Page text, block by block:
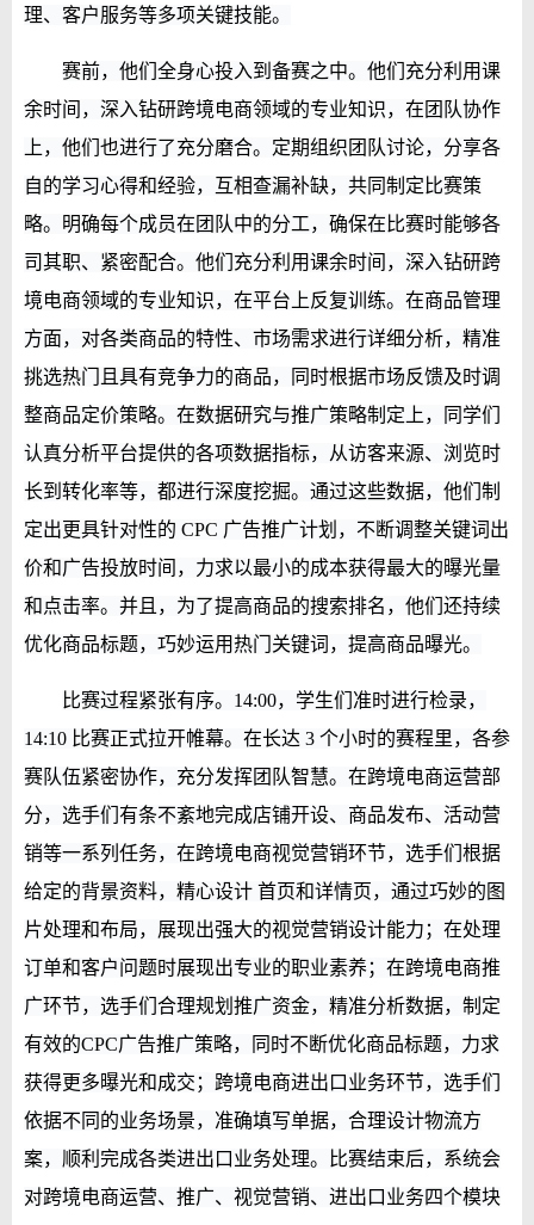
理、客户服务等多项关键技能。
赛前，他们全身心投入到备赛之中。他们充分利用课
余时间，深入钻研跨境电商领域的专业知识，在团队协作
上，他们也进行了充分磨合。定期组织团队讨论，分享各
自的学习心得和经验，互相查漏补缺，共同制定比赛策
略。明确每个成员在团队中的分工，确保在比赛时能够各
司其职、紧密配合。他们充分利用课余时间，深入钻研跨
境电商领域的专业知识，在平台上反复训练。在商品管理
方面，对各类商品的特性、市场需求进行详细分析，精准
挑选热门且具有竞争力的商品，同时根据市场反馈及时调
整商品定价策略。在数据研究与推广策略制定上，同学们
认真分析平台提供的各项数据指标，从访客来源、浏览时
长到转化率等，都进行深度挖掘。通过这些数据，他们制
定出更具针对性的 CPC 广告推广计划，不断调整关键词出
价和广告投放时间，力求以最小的成本获得最大的曝光量
和点击率。并且，为了提高商品的搜索排名，他们还持续
优化商品标题，巧妙运用热门关键词，提高商品曝光。
比赛过程紧张有序。14:00，学生们准时进行检录，
14:10 比赛正式拉开帷幕。在长达 3 个小时的赛程里，各参
赛队伍紧密协作，充分发挥团队智慧。在跨境电商运营部
分，选手们有条不紊地完成店铺开设、商品发布、活动营
销等一系列任务，在跨境电商视觉营销环节，选手们根据
给定的背景资料，精心设计 首页和详情页，通过巧妙的图
片处理和布局，展现出强大的视觉营销设计能力；在处理
订单和客户问题时展现出专业的职业素养；在跨境电商推
广环节，选手们合理规划推广资金，精准分析数据，制定
有效的CPC广告推广策略，同时不断优化商品标题，力求
获得更多曝光和成交；跨境电商进出口业务环节，选手们
依据不同的业务场景，准确填写单据，合理设计物流方
案，顺利完成各类进出口业务处理。比赛结束后，系统会
对跨境电商运营、推广、视觉营销、进出口业务四个模块